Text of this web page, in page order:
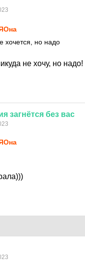
хочется, но надо
не хочу, но надо!
загнётся без вас